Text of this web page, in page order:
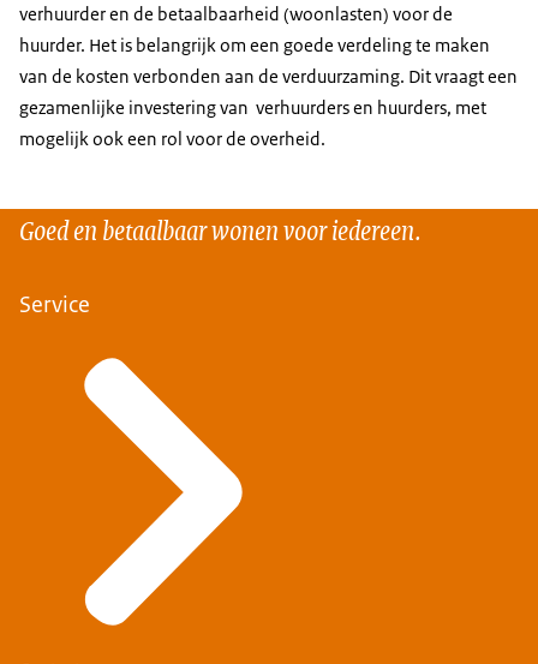
verhuurder en de betaalbaarheid (woonlasten) voor de
huurder. Het is belangrijk om een goede verdeling te maken
van de kosten verbonden aan de verduurzaming. Dit vraagt een
gezamenlijke investering van verhuurders en huurders, met
mogelijk ook een rol voor de overheid.
Goed en betaalbaar wonen voor iedereen.
Service